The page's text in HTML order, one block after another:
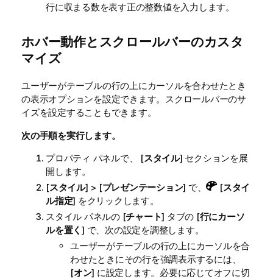
行に収まる数を表す正の整数値を入力します。
ホバー動作とスクロールバーのカスタ
マイズ
ユーザーがテーブルの行の上にカーソルを合わせたとき
の表示オプションを設定できます。スクロールバーのサ
イズを設定することもできます。
次の手順を実行します。
プロパティ パネルで、 [スタイル] セクションを展
開します。
[スタイル] > [プレゼンテーション] で、 [スタイ
ル指定] をクリックします。
スタイル パネルの [チャート] タブの [行にカーソ
ルを置く ] で、次の設定を調整します。
ユーザーがテーブルの行の上にカーソルを合
わせたときにその行を強調表示するには、
[オン] に設定します。必要に応じてオフに切